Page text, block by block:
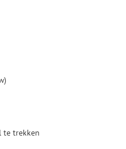
te trekken